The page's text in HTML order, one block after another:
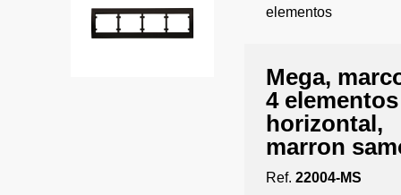
elementos
Mega,
4 elementos
horizontal,
marron
Ref. 22004-MS